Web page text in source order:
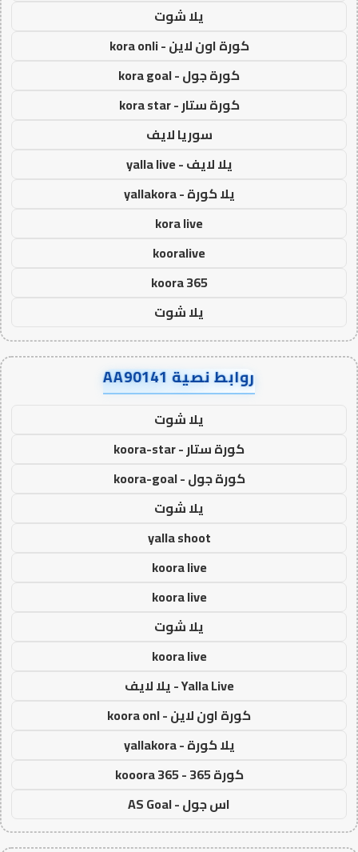
يلا شوت
كورة اون لاين - kora onli
كورة جول - kora goal
كورة ستار - kora star
سوريا لايف
يلا لايف - yalla live
يلا كورة - yallakora
kora live
kooralive
koora 365
يلا شوت
روابط نصية AA90141
يلا شوت
كورة ستار - koora-star
كورة جول - koora-goal
يلا شوت
yalla shoot
koora live
koora live
يلا شوت
koora live
Yalla Live - يلا لايف
كورة اون لاين - koora onl
يلا كورة - yallakora
كورة 365 - kooora 365
اس جول - AS Goal